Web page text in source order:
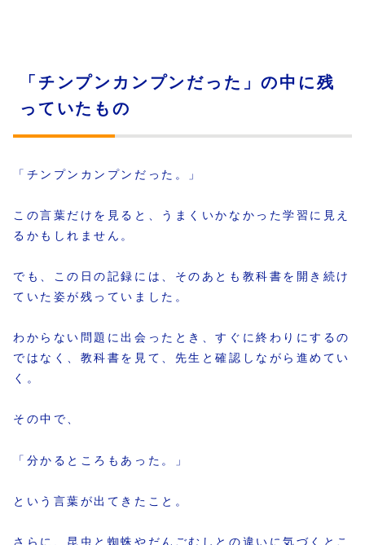
「チンプンカンプンだった」の中に残
っていたもの
「チンプンカンプンだった。」
この言葉だけを見ると、うまくいかなかった学習に見え
るかもしれません。
でも、この日の記録には、そのあとも教科書を開き続け
ていた姿が残っていました。
わからない問題に出会ったとき、すぐに終わりにするの
ではなく、教科書を見て、先生と確認しながら進めてい
く。
その中で、
「分かるところもあった。」
という言葉が出てきたこと。
さらに、昆虫と蜘蛛やだんごむしとの違いに気づくとこ